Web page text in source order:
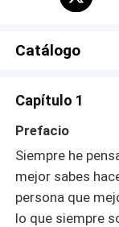
principales
Catálogo
Capítulo 1
Prefacio
Siempre he
mejor sabes
persona que
lo que siempre